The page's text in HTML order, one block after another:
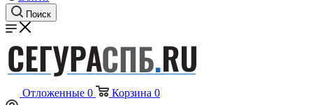
Поиск
Отложенные 0 Корзина 0